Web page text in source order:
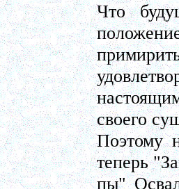
Что
своего
Поэтому
теперь
пы"